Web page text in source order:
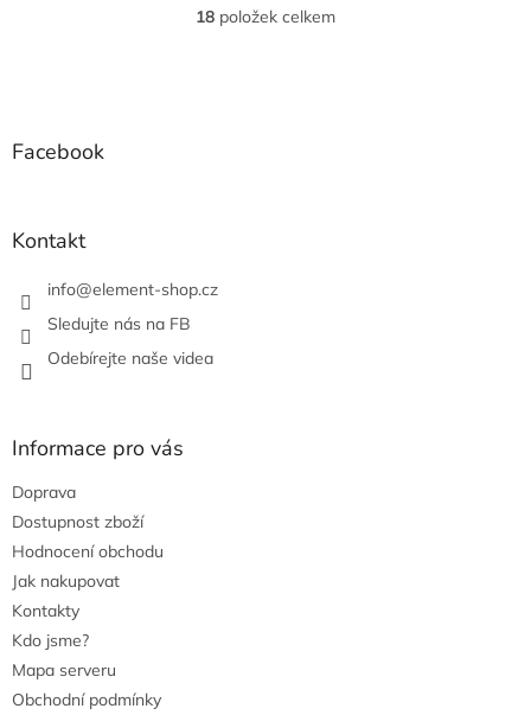
O
18 položek celkem
Facebook
Kontakt
info@element-shop.cz
Sledujte nás na FB
Odebírejte naše videa
Informace pro vás
Doprava
Dostupnost zboží
Hodnocení obchodu
Jak nakupovat
Kontakty
Kdo jsme?
Mapa serveru
Obchodní podmínky